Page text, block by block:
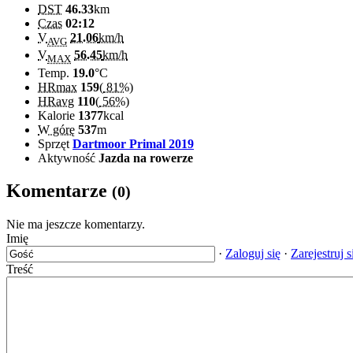
DST 46.33km
Czas 02:12
VAVG 21.06km/h
VMAX 56.45km/h
Temp. 19.0°C
HRmax 159( 81%)
HRavg 110( 56%)
Kalorie 1377kcal
W górę 537m
Sprzęt Dartmoor Primal 2019
Aktywność Jazda na rowerze
Komentarze (0)
Nie ma jeszcze komentarzy.
Imię
· Zaloguj się · Zarejestruj
Treść